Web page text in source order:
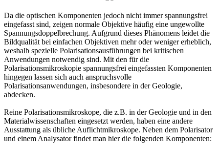
Da die optischen Komponenten jedoch nicht immer spannungsfrei
eingefasst sind, zeigen normale Objektive häufig eine ungewollte
Spannungsdoppelbrechung. Aufgrund dieses Phänomens leidet die
Bildqualität bei einfachen Objektiven mehr oder weniger erheblich,
weshalb spezielle Polarisationsausführungen bei kritischen
Anwendungen notwendig sind. Mit den für die
Polarisationsmikroskopie spannungsfrei eingefassten Komponenten
hingegen lassen sich auch anspruchsvolle
Polarisationsanwendungen, insbesondere in der Geologie,
abdecken.
Reine Polarisationsmikroskope, die z.B. in der Geologie und in den
Materialwissenschaften eingesetzt werden, haben eine andere
Ausstattung als übliche Auflichtmikroskope. Neben dem Polarisator
und einem Analysator findet man hier die folgenden Komponenten: